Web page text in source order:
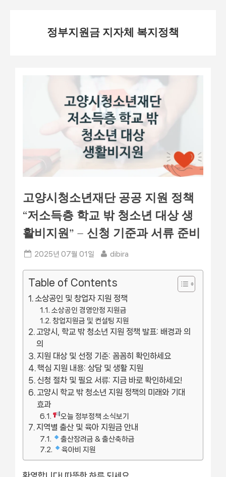
정부지원금 지자체 복지정책
고양시청소년재단 공공 지원 정책
“저소득층 학교 밖 청소년 대상 생
활비지원” – 신청 기준과 서류 준비
Posted
2025년 07월 01일 By
dibira
Table of Contents
소상공인 및 창업자 지원 정책
소상공인 경영안정 지원금
창업지원금 및 컨설팅 지원
고양시, 학교 밖 청소년 지원 정책 발표: 배경과 의
의
지원 대상 및 선정 기준: 꼼꼼히 확인하세요
핵심 지원 내용: 상담 및 생활 지원
신청 절차 및 필요 서류: 지금 바로 확인하세요!
고양시 학교 밖 청소년 지원 정책의 미래와 기대
효과
오늘 정부정책 소식보기
지역별 출산 및 육아 지원금 안내
출산장려금 & 출산축하금
육아비 지원